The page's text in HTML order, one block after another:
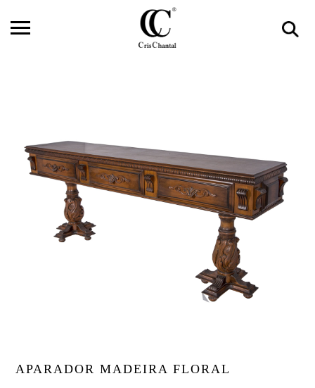
APARADOR MADEIRA FLORAL